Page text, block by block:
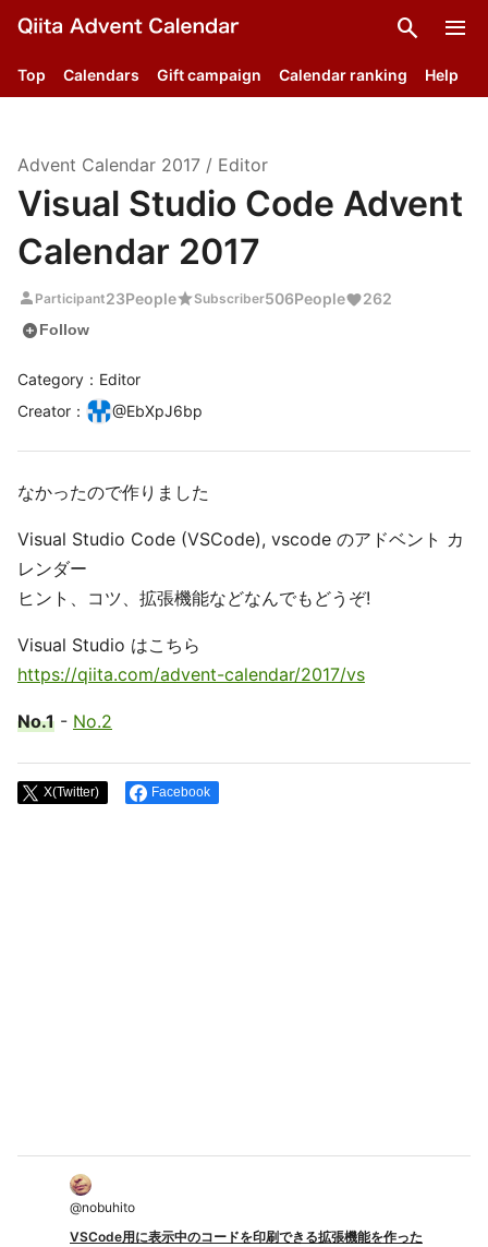
search menu
Top Calendars Gift campaign Calendar ranking Help
Advent Calendar 2017 / Editor
Visual Studio Code Advent
Calendar 2017
person Participant23PeoplestarSubscriber506People 262
add_circleFollow
Category：Editor
Creator ： @EbXpJ6bp
なかったので作りました
Visual Studio Code (VSCode), vscode のアドベント カ
レンダー
ヒント、コツ、拡張機能などなんでもどうぞ!
Visual Studio はこちら
https://qiita.com/advent-calendar/2017/vs
No.1 - No.2
X(Twitter) Facebook
@nobuhito
VSCode用に表示中のコードを印刷できる拡張機能を作った